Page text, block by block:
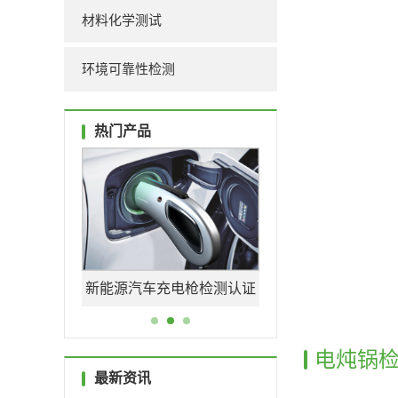
材料化学测试
环境可靠性检测
热门产品
电枪检测认证 光伏连接器认证机构
_UL+CSA+TUV+CQC一站
式办理
最新资讯
电炖锅